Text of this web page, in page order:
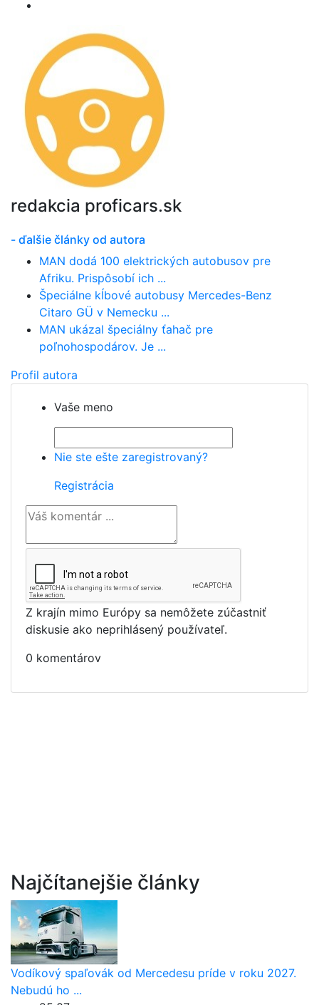
redakcia proficars.sk
- ďalšie články od autora
MAN dodá 100 elektrických autobusov pre
Afriku. Prispôsobí ich ...
Špeciálne kĺbové autobusy Mercedes-Benz
Citaro GÜ v Nemecku ...
MAN ukázal špeciálny ťahač pre
poľnohospodárov. Je ...
Profil autora
Vaše meno
Nie ste ešte zaregistrovaný?
Registrácia
Z krajín mimo Európy sa nemôžete zúčastniť
diskusie ako neprihlásený používateľ.
0 komentárov
Najčítanejšie články
Vodíkový spaľovák od Mercedesu príde v roku 2027.
Nebudú ho ...